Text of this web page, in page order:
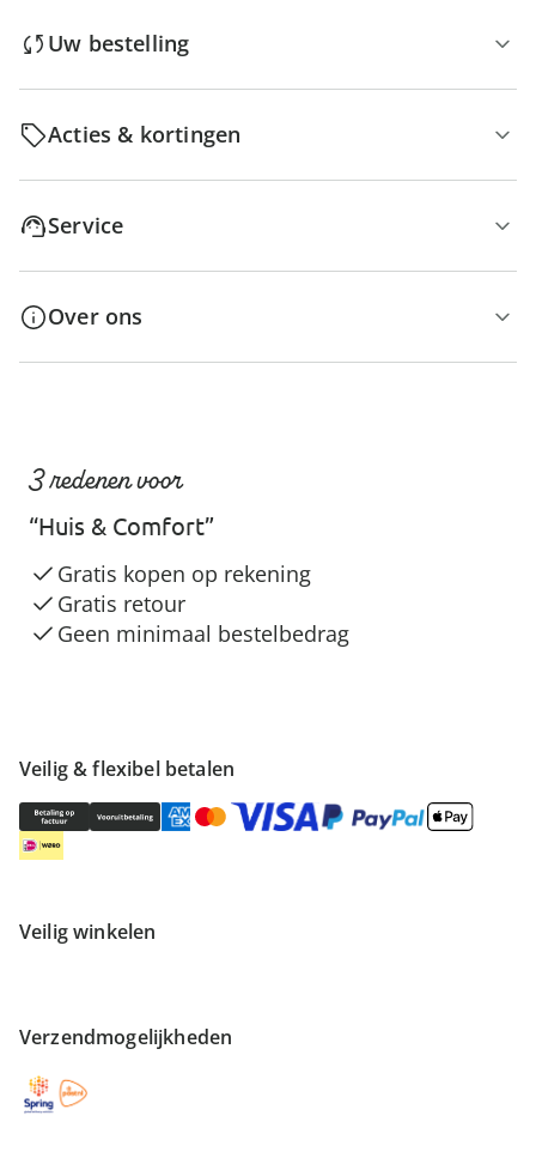
Uw bestelling
Acties & kortingen
Service
Over ons
Veilig & flexibel betalen
Veilig winkelen
Verzendmogelijkheden
3 redenen voor
“Huis & Comfort”
Gratis kopen op rekening
Gratis retour
Geen minimaal bestelbedrag